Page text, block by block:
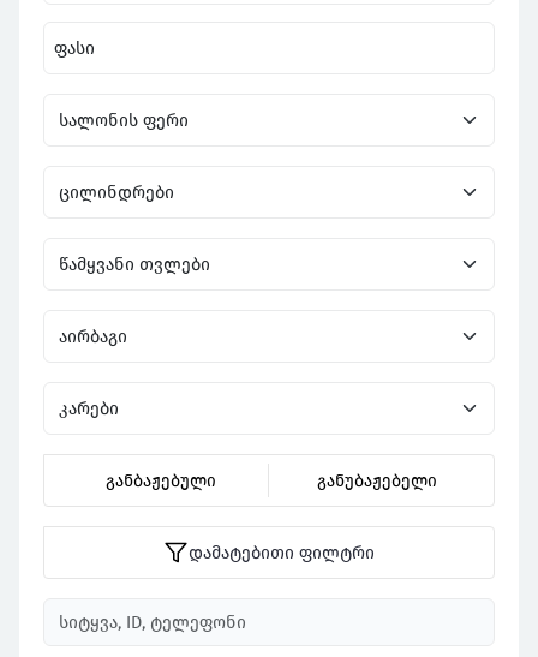
ფასი
განბაჟებული განუბაჟებელი
დამატებითი ფილტრი